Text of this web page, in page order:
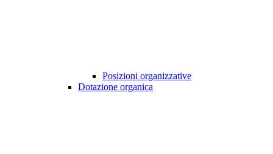
Posizioni organizzative
Dotazione organica